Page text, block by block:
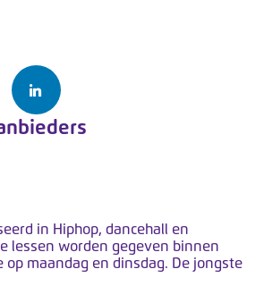
LinkedIn
in Hiphop, dancehall en
lessen worden gegeven binnen
op maandag en dinsdag. De jongste